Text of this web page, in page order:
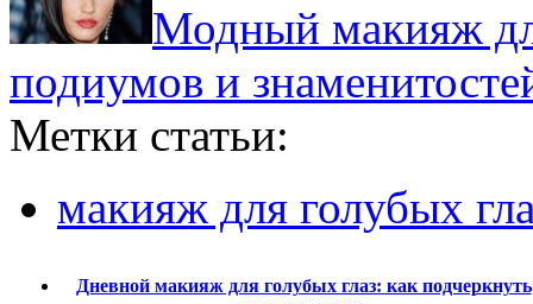
Модный макияж
подиумов и
Метки статьи:
макияж для голубых
Дневной макияж для голубых глаз: как подчеркнуть